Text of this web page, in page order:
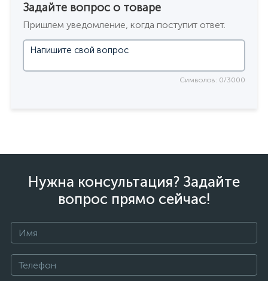
Задайте вопрос о товаре
Пришлем уведомление, когда поступит ответ.
Символов: 0/3000
Нужна консультация? Задайте
вопрос прямо сейчас!